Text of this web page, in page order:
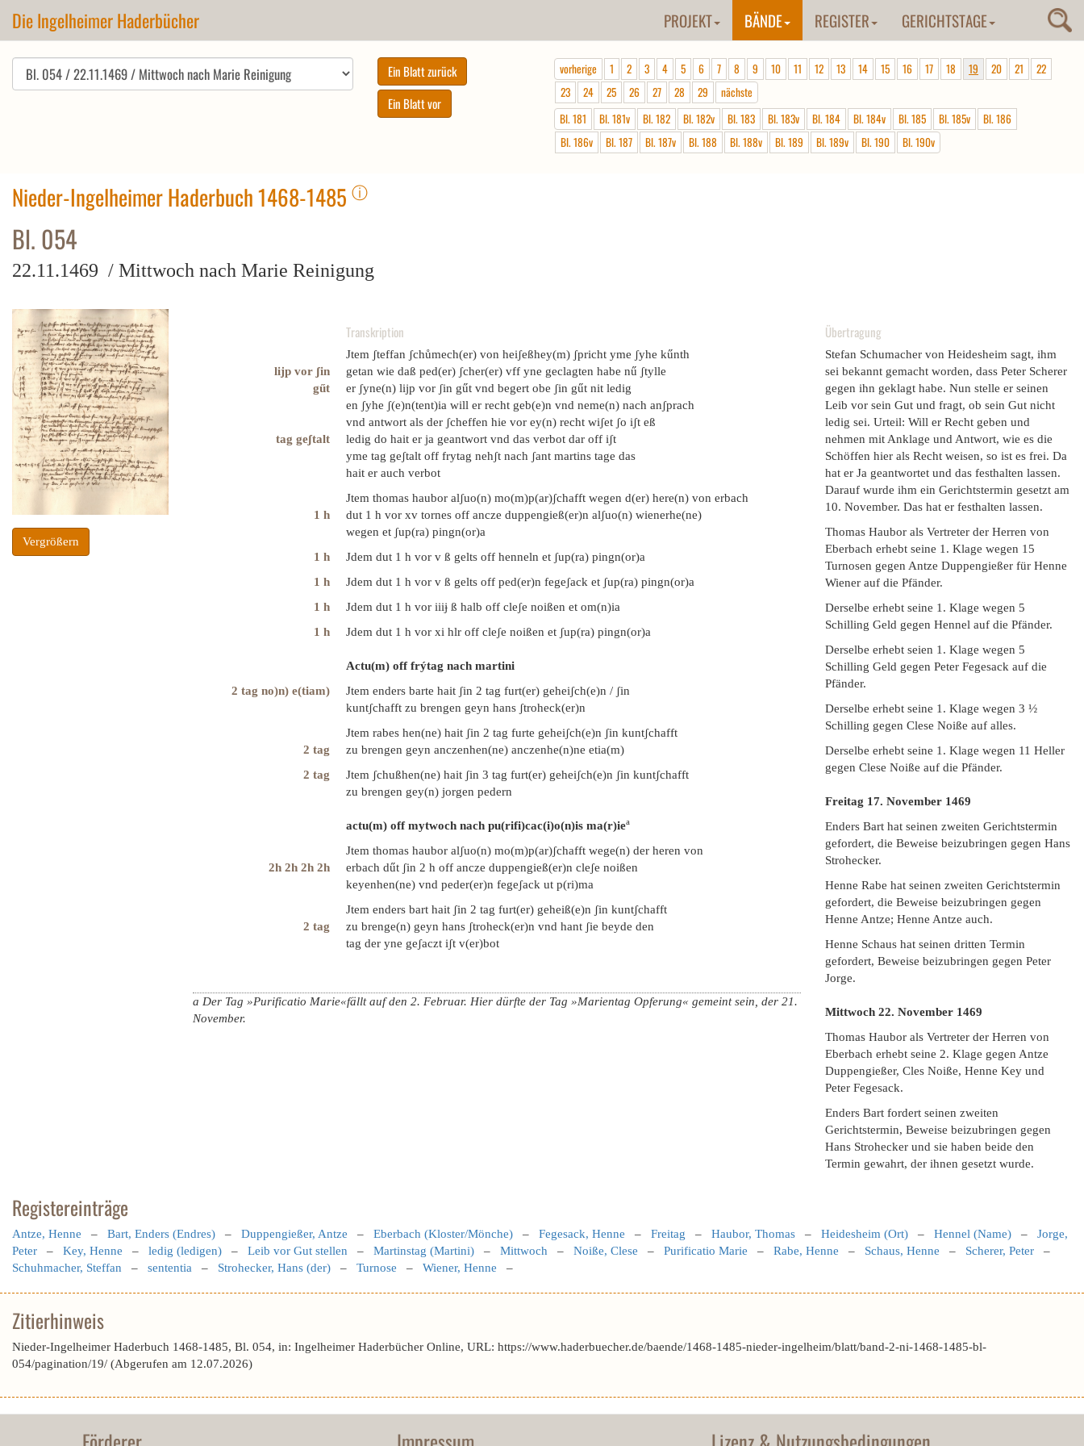
Die Ingelheimer Haderbücher PROJEKT BÄNDE REGISTER GERICHTSTAGE
vorherige 1 2 3 4 5 6 7 8 9 10 11 12 13 14 15 16 17 18 19 20 21
22
23
24 25 26 27 28 29
nächste
Bl. 181
Bl. 181v Bl. 182 Bl. 182v Bl. 183 Bl. 183v Bl. 184 Bl. 184v Bl. 185 Bl. 185v
Bl. 186
Bl. 186v
Bl. 187 Bl. 187v Bl. 188 Bl. 188v Bl. 189 Bl. 189v Bl. 190 Bl. 190v
Nieder-Ingelheimer Haderbuch 1468-1485 ⓘ
Bl. 054
22.11.1469 / Mittwoch nach Marie Reinigung
Vergrößern
Transkription
Jtem ʃteffan ʃchůmech(er) von heiʃeßhey(m) ʃpricht yme ʃyhe kűnth
lijp vor ʃin
getan wie daß ped(er) ʃcher(er) vff yne geclagten habe nű ʃtylle
gűt
er ʃyne(n) lijp vor ʃin gűt vnd begert obe ʃin gűt nit ledig
en ʃyhe ʃ(e)n(tent)ia will er recht geb(e)n vnd neme(n) nach anʃprach
vnd antwort als der ʃcheffen hie vor ey(n) recht wiʃet ʃo iʃt eß
tag geʃtalt
ledig do hait er ja geantwort vnd das verbot dar off iʃt
yme tag geʃtalt off frytag nehʃt nach ʃant martins tage das
hait er auch verbot
Jtem thomas haubor alʃuo(n) mo(m)p(ar)ʃchafft wegen d(er) here(n) von erbach
1 h
dut 1 h vor xv tornes off ancze duppengieß(er)n alʃuo(n) wienerhe(ne)
wegen et ʃup(ra) pingn(or)a
1 h
Jdem dut 1 h vor v ß gelts off henneln et ʃup(ra) pingn(or)a
1 h
Jdem dut 1 h vor v ß gelts off ped(er)n fegeʃack et ʃup(ra) pingn(or)a
1 h
Jdem dut 1 h vor iiiɉ ß halb off cleʃe noißen et om(n)ia
1 h
Jdem dut 1 h vor xi hlr off cleʃe noißen et ʃup(ra) pingn(or)a
Actu(m) off frýtag nach martini
2 tag no)n) e(tiam)
Jtem enders barte hait ʃin 2 tag furt(er) geheiʃch(e)n / ʃin
kuntʃchafft zu brengen geyn hans ʃtroheck(er)n
Jtem rabes hen(ne) hait ʃin 2 tag furte geheiʃch(e)n ʃin kuntʃchafft
2 tag
zu brengen geyn anczenhen(ne) anczenhe(n)ne etia(m)
2 tag
Jtem ʃchußhen(ne) hait ʃin 3 tag furt(er) geheiʃch(e)n ʃin kuntʃchafft
zu brengen gey(n) jorgen pedern
actu(m) off mytwoch nach pu(rifi)cac(i)o(n)is ma(r)iea
Jtem thomas haubor alʃuo(n) mo(m)p(ar)ʃchafft wege(n) der heren von
2h 2h 2h 2h
erbach dűt ʃin 2 h off ancze duppengieß(er)n cleʃe noißen
keyenhen(ne) vnd peder(er)n fegeʃack ut p(ri)ma
Jtem enders bart hait ʃin 2 tag furt(er) geheiß(e)n ʃin kuntʃchafft
2 tag
zu brenge(n) geyn hans ʃtroheck(er)n vnd hant ʃie beyde den
tag der yne geʃaczt iʃt v(er)bot
a Der Tag »Purificatio Marie«fällt auf den 2. Februar. Hier dürfte der Tag »Marientag Opferung« gemeint sein, der 21.
November.
Übertragung
Stefan Schumacher von Heidesheim sagt, ihm
sei bekannt gemacht worden, dass Peter Scherer
gegen ihn geklagt habe. Nun stelle er seinen
Leib vor sein Gut und fragt, ob sein Gut nicht
ledig sei. Urteil: Will er Recht geben und
nehmen mit Anklage und Antwort, wie es die
Schöffen hier als Recht weisen, so ist es frei. Da
hat er Ja geantwortet und das festhalten lassen.
Darauf wurde ihm ein Gerichtstermin gesetzt am
10. November. Das hat er festhalten lassen.
Thomas Haubor als Vertreter der Herren von
Eberbach erhebt seine 1. Klage wegen 15
Turnosen gegen Antze Duppengießer für Henne
Wiener auf die Pfänder.
Derselbe erhebt seine 1. Klage wegen 5
Schilling Geld gegen Hennel auf die Pfänder.
Derselbe erhebt seien 1. Klage wegen 5
Schilling Geld gegen Peter Fegesack auf die
Pfänder.
Derselbe erhebt seine 1. Klage wegen 3 ½
Schilling gegen Clese Noiße auf alles.
Derselbe erhebt seine 1. Klage wegen 11 Heller
gegen Clese Noiße auf die Pfänder.
Freitag 17. November 1469
Enders Bart hat seinen zweiten Gerichtstermin
gefordert, die Beweise beizubringen gegen Hans
Strohecker.
Henne Rabe hat seinen zweiten Gerichtstermin
gefordert, die Beweise beizubringen gegen
Henne Antze; Henne Antze auch.
Henne Schaus hat seinen dritten Termin
gefordert, Beweise beizubringen gegen Peter
Jorge.
Mittwoch 22. November 1469
Thomas Haubor als Vertreter der Herren von
Eberbach erhebt seine 2. Klage gegen Antze
Duppengießer, Cles Noiße, Henne Key und
Peter Fegesack.
Enders Bart fordert seinen zweiten
Gerichtstermin, Beweise beizubringen gegen
Hans Strohecker und sie haben beide den
Termin gewahrt, der ihnen gesetzt wurde.
Registereinträge
Antze, Henne – Bart, Enders (Endres) – Duppengießer, Antze – Eberbach (Kloster/Mönche) – Fegesack, Henne – Freitag – Haubor, Thomas – Heidesheim (Ort) – Hennel (Name) – Jorge,
Peter – Key, Henne – ledig (ledigen) – Leib vor Gut stellen – Martinstag (Martini) – Mittwoch – Noiße, Clese – Purificatio Marie – Rabe, Henne – Schaus, Henne – Scherer, Peter –
Schuhmacher, Steffan – sententia – Strohecker, Hans (der) – Turnose – Wiener, Henne –
Zitierhinweis
Nieder-Ingelheimer Haderbuch 1468-1485, Bl. 054, in: Ingelheimer Haderbücher Online, URL: https://www.haderbuecher.de/baende/1468-1485-nieder-ingelheim/blatt/band-2-ni-1468-1485-bl-
054/pagination/19/ (Abgerufen am 12.07.2026)